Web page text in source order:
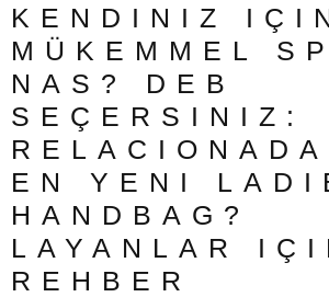
KENDINIZ
MÜKEMMEL
NAS? DEB
SEÇERSINIZ:
RELACIONADA
EN YENI
HANDBAG?
LAYANLAR
REHBER